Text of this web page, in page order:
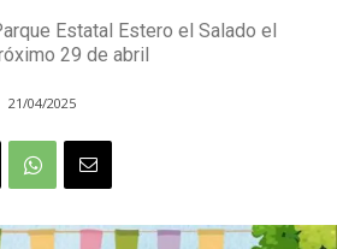
Estatal Estero el Salado el
29 de abril
21/04/2025